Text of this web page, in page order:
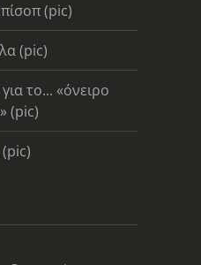
(pic)
(pic)
το... «όνειρο
(pic)